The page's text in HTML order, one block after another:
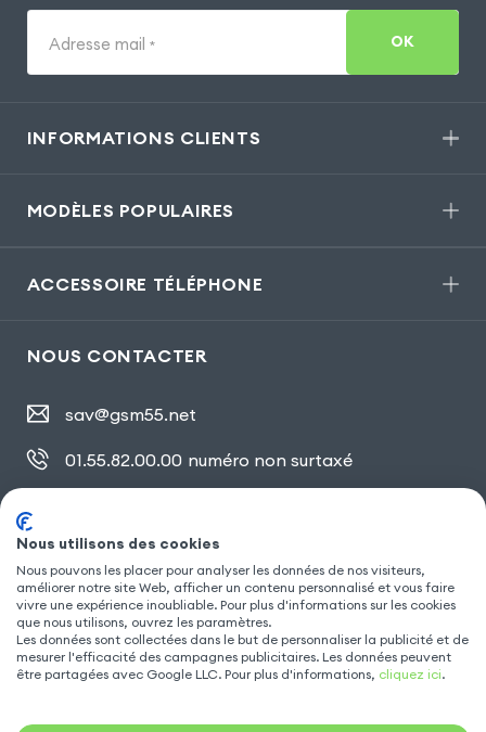
Adresse mail * OK
INFORMATIONS CLIENTS
MODÈLES POPULAIRES
ACCESSOIRE TÉLÉPHONE
NOUS CONTACTER
sav@gsm55.net
01.55.82.00.00 numéro non surtaxé
SUIVEZ NOUS
Nous utilisons des cookies
Nous pouvons les placer pour analyser les données de nos visiteurs,
améliorer notre site Web, afficher un contenu personnalisé et vous faire
vivre une expérience inoubliable. Pour plus d'informations sur les cookies
que nous utilisons, ouvrez les paramètres.
Les données sont collectées dans le but de personnaliser la publicité et de
mesurer l'efficacité des campagnes publicitaires. Les données peuvent
être partagées avec Google LLC. Pour plus d'informations, cliquez ici.